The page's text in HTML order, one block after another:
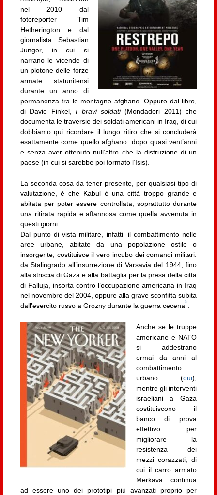
nel 2010 dal
fotoreporter Tim
Hetherington e dal
giornalista Sebastian
Junger, in cui si
narrano le vicende di
un plotone delle forze
armate statunitensi
durante un anno di
permanenza tra le montagne afghane. Oppure dal libro,
di David Finkel,I bravi soldati(Mondadori 2011) che
documenta le traversie dei soldati americani in Iraq, di cui
dobbiamo qui ricordare il lungo ritiro che si concluderà
esattamente come quello afghano: dopo quasi vent’anni
e senza aver ottenuto null’altro che la distruzione di un
paese (in cui si sarebbe poi formato l’Isis).
La seconda cosa da tener presente, per qualsiasi tipo di
valutazione, è che Kabul è una città troppo grande e
abitata per poter essere controllata, soprattutto durante
una ritirata rapida e affannosa come quella avvenuta in
questi giorni.
Dal punto di vista militare, infatti, il combattimento nelle
aree urbane, abitate da una popolazione ostile o
insorgente, costituisce il vero incubo dei comandi militari:
da Stalingrado all’insurrezione di Varsavia del 1944, fino
alla striscia di Gaza e alla battaglia per la presa della città
di Falluja, insorta contro l’occupazione americana in Iraq
nel novembre del 2004, oppure alla grave sconfitta subita
dall’esercito russo a Grozny durante la guerra cecena
5
.
Anche se le truppe
americane e NATO
si addestrano
ormai da anni al
combattimento
urbano (qui),
mentre gli interventi
israeliani a Gaza
costituiscono il
banco di prova
effettivo per
migliorare la
resistenza dei
mezzi corazzati, di
cui il carro armato
Merkava continua
ad essere uno dei prototipi più avanzati proprio per